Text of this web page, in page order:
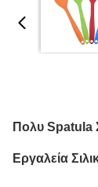
Πολυ Spatula
Εργαλεία